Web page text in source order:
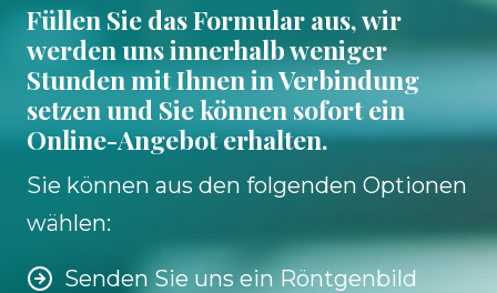
Füllen Sie das Formular aus, wir
werden uns innerhalb weniger
Stunden mit Ihnen in Verbindung
setzen und Sie können sofort ein
Online-Angebot erhalten.
Sie können aus den folgenden Optionen
wählen:
Senden Sie uns ein Röntgenbild